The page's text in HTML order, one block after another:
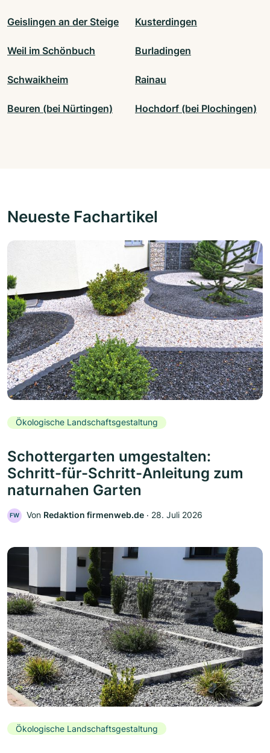
Geislingen an der Steige Kusterdingen
Weil im Schönbuch Burladingen
Schwaikheim Rainau
Beuren (bei Nürtingen) Hochdorf (bei Plochingen)
Neueste Fachartikel
Ökologische Landschaftsgestaltung
Schottergarten umgestalten:
Schritt-für-Schritt-Anleitung zum
naturnahen Garten
FW Von Redaktion firmenweb.de ‧ 28. Juli 2026
Ökologische Landschaftsgestaltung